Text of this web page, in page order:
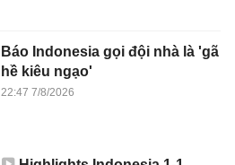
Báo Indonesia gọi đội nhà là 'gã
hề kiêu ngạo'
22:47 7/8/2026